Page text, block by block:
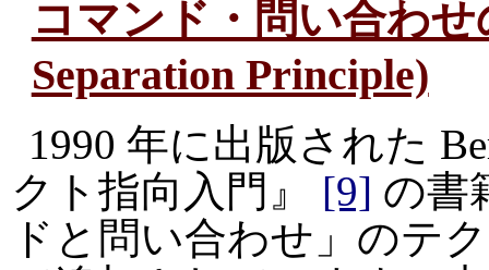
コマンド・問い合わ
Separation Principle)
1990 年に出版された
クト指向入門』 [9] の書
ドと問い合わせ」のテ